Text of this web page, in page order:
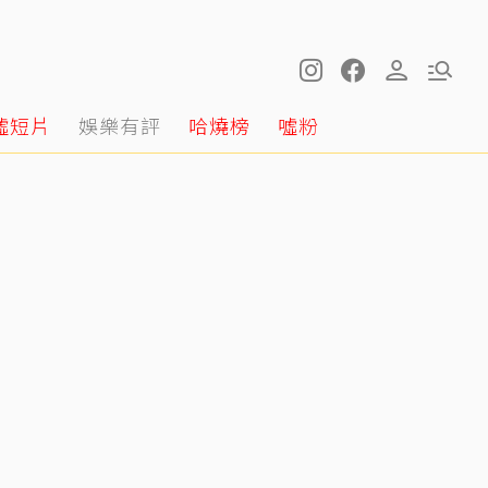
短片 娛樂有評 哈燒榜 噓粉